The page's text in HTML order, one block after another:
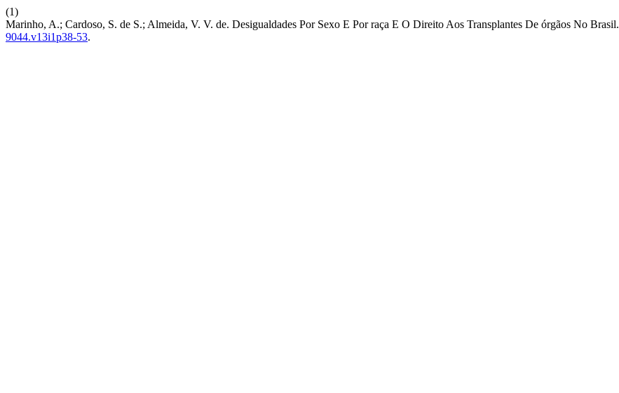
(1)
Marinho, A.; Cardoso, S. de S.; Almeida, V. V. de. Desigualdades Por Sexo E Por raça E O Direito Aos Transplantes De órgãos No Brasil.
9044.v13i1p38-53.